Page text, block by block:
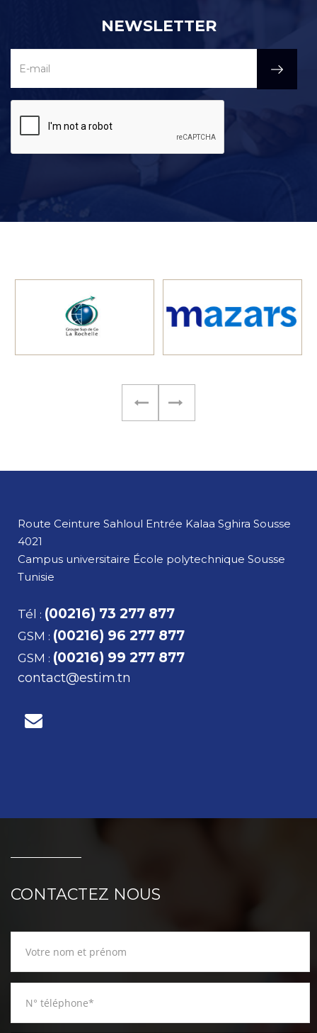
NEWSLETTER
Route Ceinture Sahloul Entrée Kalaa Sghira Sousse
4021
Campus universitaire École polytechnique Sousse
Tunisie
Tél : (00216) 73 277 877
GSM : (00216) 96 277 877
GSM : (00216) 99 277 877
contact@estim.tn
CONTACTEZ NOUS